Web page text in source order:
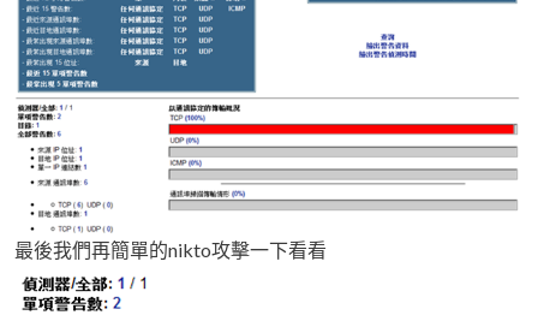
最後我們再簡單的nikto攻擊一下看看